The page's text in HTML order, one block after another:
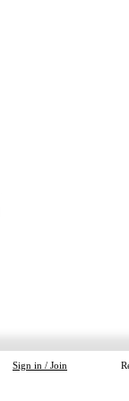
Sign in / Join